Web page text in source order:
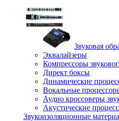
Звуковая
Эквалайзеры
Компрессоры
Директ боксы
Динамические
Вокальные
Аудио кроссоверы
Акустические
Звукоизоляционные